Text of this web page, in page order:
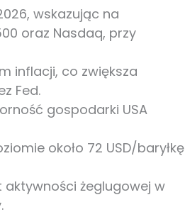
wskazując na
oraz Nasdaq, przy
inflacji, co zwiększa
Fed.
gospodarki USA
około 72 USD/baryłkę
aktywności żeglugowej w